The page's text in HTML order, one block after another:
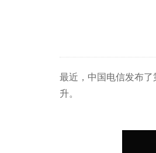
最近，中国电信发布
升。